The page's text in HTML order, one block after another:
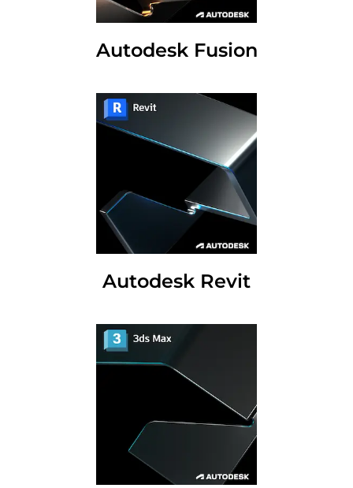
Autodesk Fusion
Autodesk Revit